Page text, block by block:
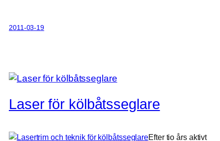
2011-03-19
Laser för kölbåtsseglare
Efter tio års aktivt